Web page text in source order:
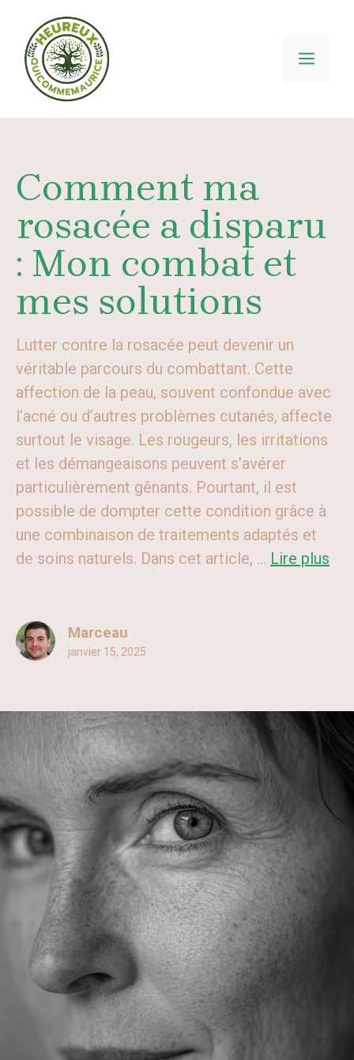
contenu
Comment ma
rosacée a disparu
: Mon combat et
mes solutions
Lutter contre la rosacée peut devenir un
véritable parcours du combattant. Cette
affection de la peau, souvent confondue avec
l’acné ou d’autres problèmes cutanés, affecte
surtout le visage. Les rougeurs, les irritations
et les démangeaisons peuvent s’avérer
particulièrement gênants. Pourtant, il est
possible de dompter cette condition grâce à
une combinaison de traitements adaptés et
de soins naturels. Dans cet article, ... Lire plus
Marceau
janvier 15, 2025